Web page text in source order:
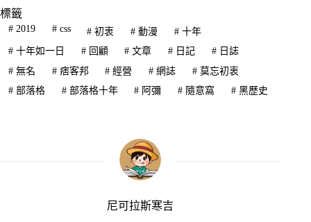
標籤
#2019 #css # 初衷 # 動漫 # 十年
#十年如一日 #回顧 # 文章 # 日記 # 日誌
#無名 #痞客邦 # 經營 # 網誌 # 莫忘初衷
#部落格 #部落格十年 # 阿彌 # 隨意窩 # 黑歷史
尼可拉斯寒吉